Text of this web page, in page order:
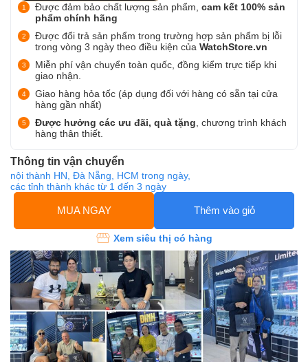
Được đảm bảo chất lượng sản phẩm, cam kết 100% sản
phẩm chính hãng
Được đổi trả sản phẩm trong trường hợp sản phẩm bị lỗi
trong vòng 3 ngày theo điều kiện của WatchStore.vn
Miễn phí vận chuyển toàn quốc, đồng kiểm trực tiếp khi
giao nhận.
Giao hàng hỏa tốc (áp dụng đối với hàng có sẵn tại cửa
hàng gần nhất)
Được hưởng các ưu đãi, quà tặng , chương trình khách
hàng thân thiết.
Thông tin vận chuyển
nội thành HN, Đà Nẵng, HCM trong ngày,
các tỉnh thành khác từ 1 đến 3 ngày
MUA NGAY Thêm vào giỏ
Xem siêu thị có hàng